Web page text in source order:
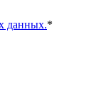
данных.*